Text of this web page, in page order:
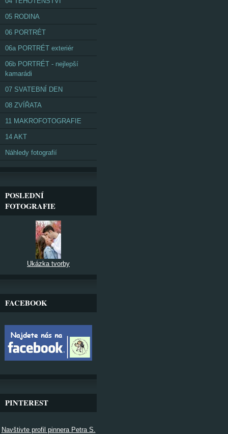
05 RODINA
06 PORTRÉT
06a PORTRÉT exteriér
06b PORTRÉT - nejlepší
kamarádi
07 SVATEBNÍ DEN
08 ZVÍŘATA
11 MAKROFOTOGRAFIE
14 AKT
Náhledy fotografií
POSLEDNÍ
FOTOGRAFIE
Ukázka tvorby
FACEBOOK
PINTEREST
Navštivte profil pinnera Petra S.